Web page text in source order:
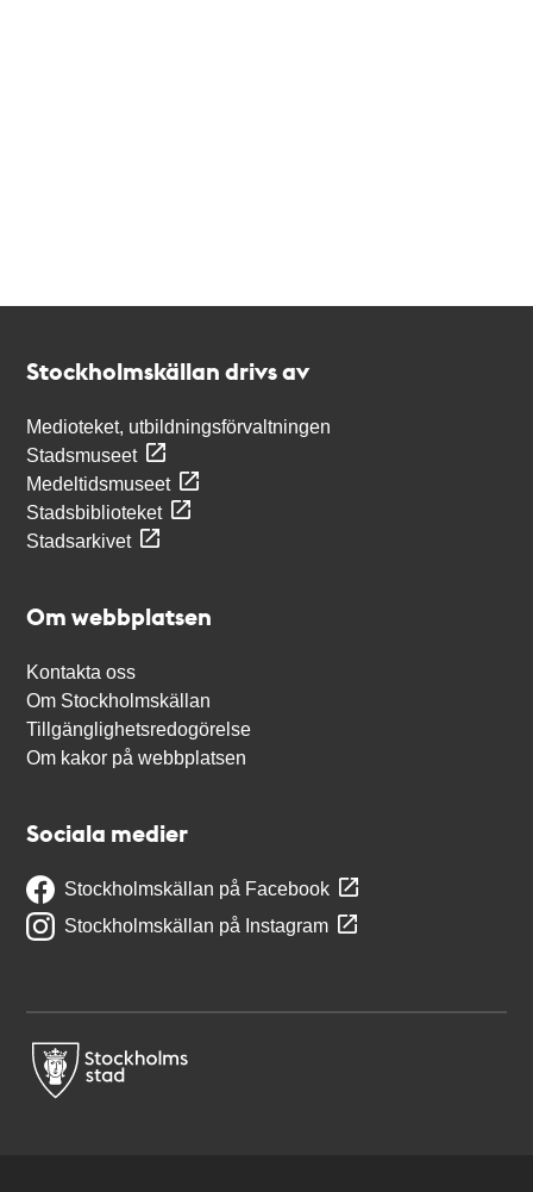
Stockholmskällan drivs av
Medioteket, utbildningsförvaltningen
Stadsmuseet
Medeltidsmuseet
Stadsbiblioteket
Stadsarkivet
Om webbplatsen
Kontakta oss
Om Stockholmskällan
Tillgänglighetsredogörelse
Om kakor på webbplatsen
Sociala medier
Stockholmskällan på Facebook
Stockholmskällan på Instagram